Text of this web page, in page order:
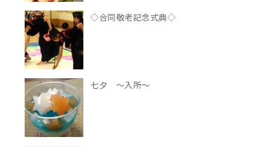
◇合同敬老記念式典◇
七夕 ～入所～